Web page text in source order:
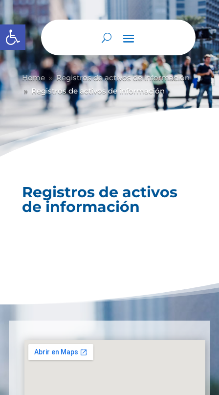
Abrir barra de herramientas
Home 9 Registros de activos de información
9 Registros de activos de información
Registros de activos
de información